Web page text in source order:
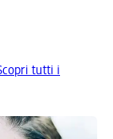
tutti i